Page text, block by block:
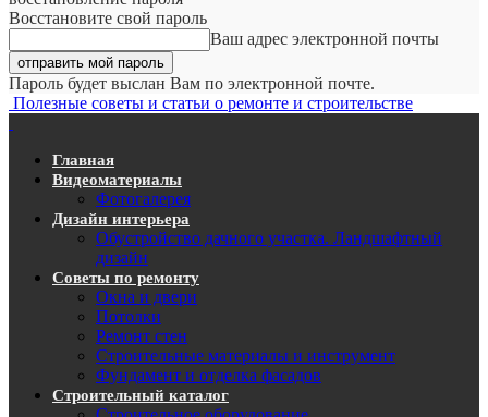
Восстановите свой пароль
Ваш адрес электронной почты
Пароль будет выслан Вам по электронной почте.
Полезные советы и статьи о ремонте и строительстве
Главная
Видеоматериалы
Фотогалерея
Дизайн интерьера
Обустройство дачного участка. Ландшафтный
дизайн
Советы по ремонту
Окна и двери
Потолки
Ремонт стен
Строительные материалы и инструмент
Фундамент и отделка фасадов
Строительный каталог